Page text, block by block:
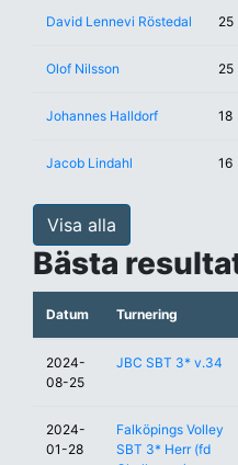
David Lennevi Röstedal 25
Olof Nilsson 25
Johannes Halldorf 18
Jacob Lindahl 16
Visa alla
Bästa
Datum Turnering
2024-
08-25
JBC SBT 3* v.34
2024-
01-28
Falköpings Volley
SBT 3* Herr (fd